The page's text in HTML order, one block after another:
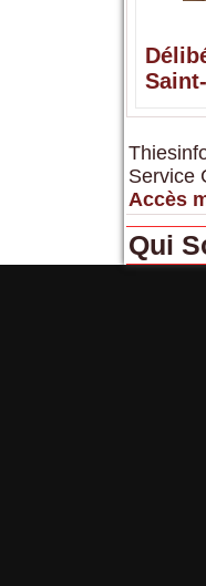
Service
Accès
Qui